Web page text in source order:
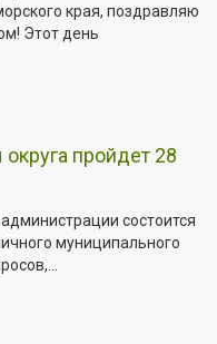
края, поздравляю
Этот день
пройдет 28
состоится
муниципального